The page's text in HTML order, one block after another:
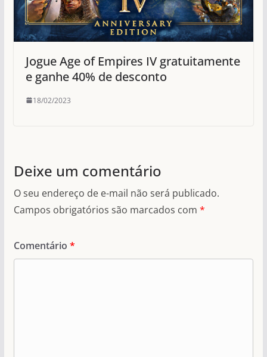
Jogue Age of Empires IV gratuitamente
e ganhe 40% de desconto
18/02/2023
Deixe um comentário
O seu endereço de e-mail não será publicado.
Campos obrigatórios são marcados com *
Comentário *